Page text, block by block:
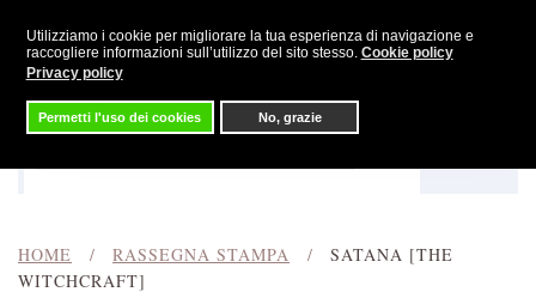
Utilizziamo i cookie per migliorare la tua esperienza di navigazione e
raccogliere informazioni sull’utilizzo del sito stesso. Cookie policy
Privacy policy
Permetti l'uso dei cookies No, grazie
Skip to main content
HOME RASSEGNA STAMPA
SATANA [THE
WITCHCRAFT]